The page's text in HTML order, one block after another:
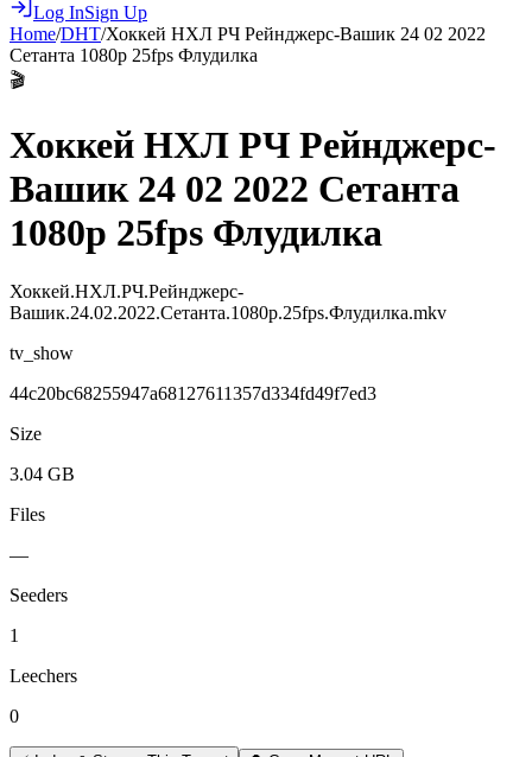
Log InSign Up
Home/DHT/Хоккей НХЛ РЧ Рейнджерс-Вашик 24 02 2022
Сетанта 1080р 25fps Флудилка
🎬
Хоккей НХЛ РЧ Рейнджерс-
Вашик 24 02 2022 Сетанта
1080р 25fps Флудилка
Хоккей.НХЛ.РЧ.Рейнджерс-
Вашик.24.02.2022.Сетанта.1080р.25fps.Флудилка.mkv
tv_show
44c20bc68255947a68127611357d334fd49f7ed3
Size
3.04 GB
Files
—
Seeders
1
Leechers
0